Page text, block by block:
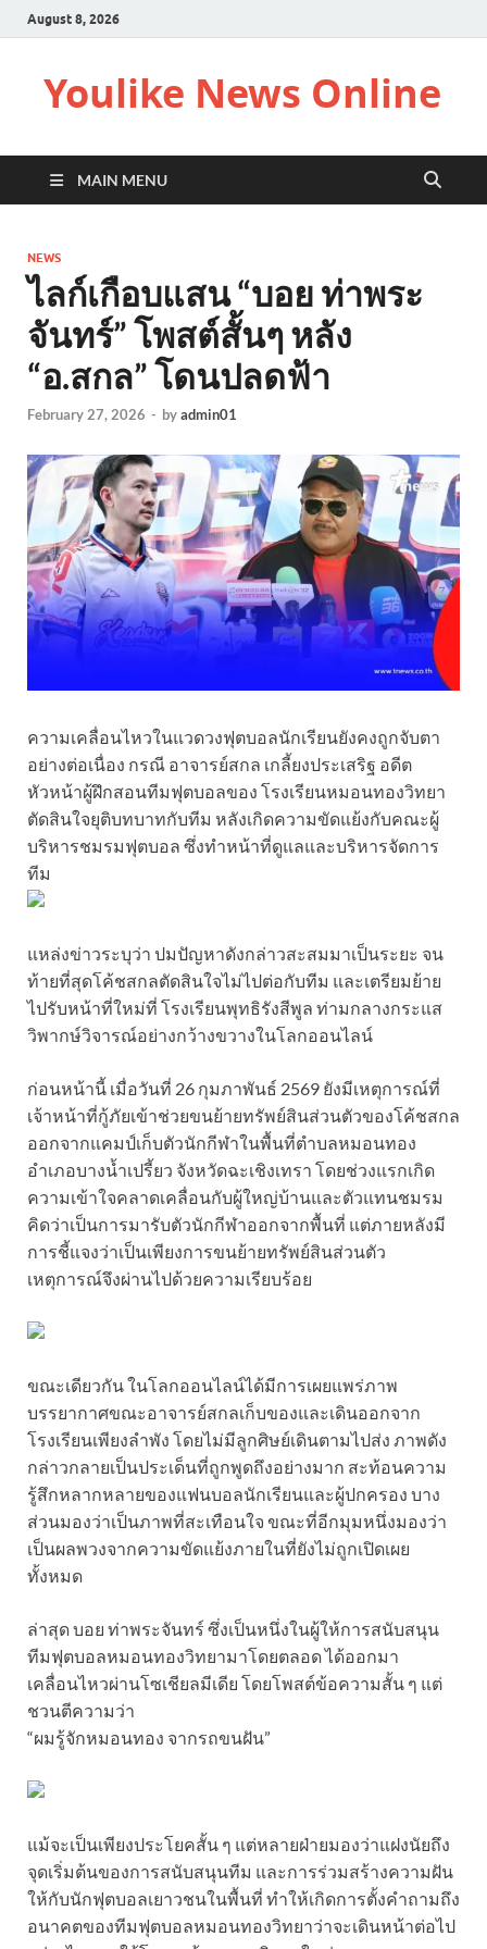
August 8, 2026
Youlike News Online
MAIN MENU
NEWS
ไลก์เกือบแสน “บอย ท่าพระ
จันทร์” โพสต์สั้นๆ หลัง
“อ.สกล” โดนปลดฟ้า
February 27, 2026 - byadmin01
ความเคลื่อนไหวในแวดวงฟุตบอลนักเรียนยังคงถูกจับตา
อย่างต่อเนื่อง กรณี อาจารย์สกล เกลี้ยงประเสริฐ อดีต
หัวหน้าผู้ฝึกสอนทีมฟุตบอลของ โรงเรียนหมอนทองวิทยา
ตัดสินใจยุติบทบาทกับทีม หลังเกิดความขัดแย้งกับคณะผู้
บริหารชมรมฟุตบอล ซึ่งทำหน้าที่ดูแลและบริหารจัดการ
ทีม
แหล่งข่าวระบุว่า ปมปัญหาดังกล่าวสะสมมาเป็นระยะ จน
ท้ายที่สุดโค้ชสกลตัดสินใจไม่ไปต่อกับทีม และเตรียมย้าย
ไปรับหน้าที่ใหม่ที่ โรงเรียนพุทธิรังสีพูล ท่ามกลางกระแส
วิพากษ์วิจารณ์อย่างกว้างขวางในโลกออนไลน์
ก่อนหน้านี้ เมื่อวันที่ 26 กุมภาพันธ์ 2569 ยังมีเหตุการณ์ที่
เจ้าหน้าที่กู้ภัยเข้าช่วยขนย้ายทรัพย์สินส่วนตัวของโค้ชสกล
ออกจากแคมป์เก็บตัวนักกีฬาในพื้นที่ตำบลหมอนทอง
อำเภอบางน้ำเปรี้ยว จังหวัดฉะเชิงเทรา โดยช่วงแรกเกิด
ความเข้าใจคลาดเคลื่อนกับผู้ใหญ่บ้านและตัวแทนชมรม
คิดว่าเป็นการมารับตัวนักกีฬาออกจากพื้นที่ แต่ภายหลังมี
การชี้แจงว่าเป็นเพียงการขนย้ายทรัพย์สินส่วนตัว
เหตุการณ์จึงผ่านไปด้วยความเรียบร้อย
ขณะเดียวกัน ในโลกออนไลน์ได้มีการเผยแพร่ภาพ
บรรยากาศขณะอาจารย์สกลเก็บของและเดินออกจาก
โรงเรียนเพียงลำพัง โดยไม่มีลูกศิษย์เดินตามไปส่ง ภาพดัง
กล่าวกลายเป็นประเด็นที่ถูกพูดถึงอย่างมาก สะท้อนความ
รู้สึกหลากหลายของแฟนบอลนักเรียนและผู้ปกครอง บาง
ส่วนมองว่าเป็นภาพที่สะเทือนใจ ขณะที่อีกมุมหนึ่งมองว่า
เป็นผลพวงจากความขัดแย้งภายในที่ยังไม่ถูกเปิดเผย
ทั้งหมด
ล่าสุด บอย ท่าพระจันทร์ ซึ่งเป็นหนึ่งในผู้ให้การสนับสนุน
ทีมฟุตบอลหมอนทองวิทยามาโดยตลอด ได้ออกมา
เคลื่อนไหวผ่านโซเชียลมีเดีย โดยโพสต์ข้อความสั้น ๆ แต่
ชวนตีความว่า
“ผมรู้จักหมอนทอง จากรถขนฝัน”
แม้จะเป็นเพียงประโยคสั้น ๆ แต่หลายฝ่ายมองว่าแฝงนัยถึง
จุดเริ่มต้นของการสนับสนุนทีม และการร่วมสร้างความฝัน
ให้กับนักฟุตบอลเยาวชนในพื้นที่ ทำให้เกิดการตั้งคำถามถึง
อนาคตของทีมฟุตบอลหมอนทองวิทยาว่าจะเดินหน้าต่อไป